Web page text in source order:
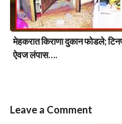
मेहकरात किराणा दुकान फोडले;
ऐवज लंपास….
Leave a Comment